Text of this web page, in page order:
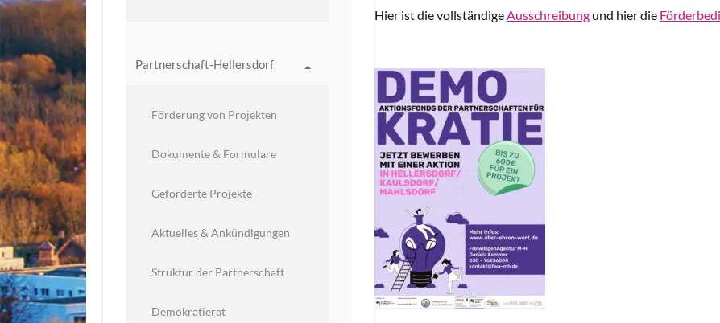
Partnerschaft-Hellersdorf
Förderung von Projekten
Dokumente & Formulare
Geförderte Projekte
Aktuelles & Ankündigungen
Struktur der Partnerschaft
Demokratierat
Hier ist die vollständigeAusschreibung und hier die